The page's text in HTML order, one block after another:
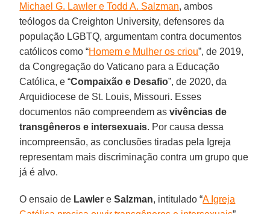
Michael G. Lawler e Todd A. Salzman, ambos
teólogos da Creighton University, defensores da
população LGBTQ, argumentam contra documentos
católicos como “Homem e Mulher os criou”, de 2019,
da Congregação do Vaticano para a Educação
Católica, e “Compaixão e Desafio”, de 2020, da
Arquidiocese de St. Louis, Missouri. Esses
documentos não compreendem asvivências de
transgêneros e intersexuais. Por causa dessa
incompreensão, as conclusões tiradas pela Igreja
representam mais discriminação contra um grupo que
já é alvo.
O ensaio de Lawler eSalzman, intitulado “A Igreja